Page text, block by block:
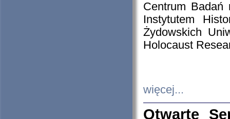
Centrum Badań
Instytutem
Żydowskich
Holocaust
więcej...
Otwarte